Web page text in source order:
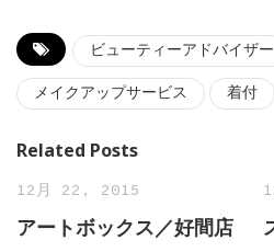
ビューティーアドバイザー
メイクアップサービス 着付
Related Posts
12月 22, 2015
アートボックス／好間店